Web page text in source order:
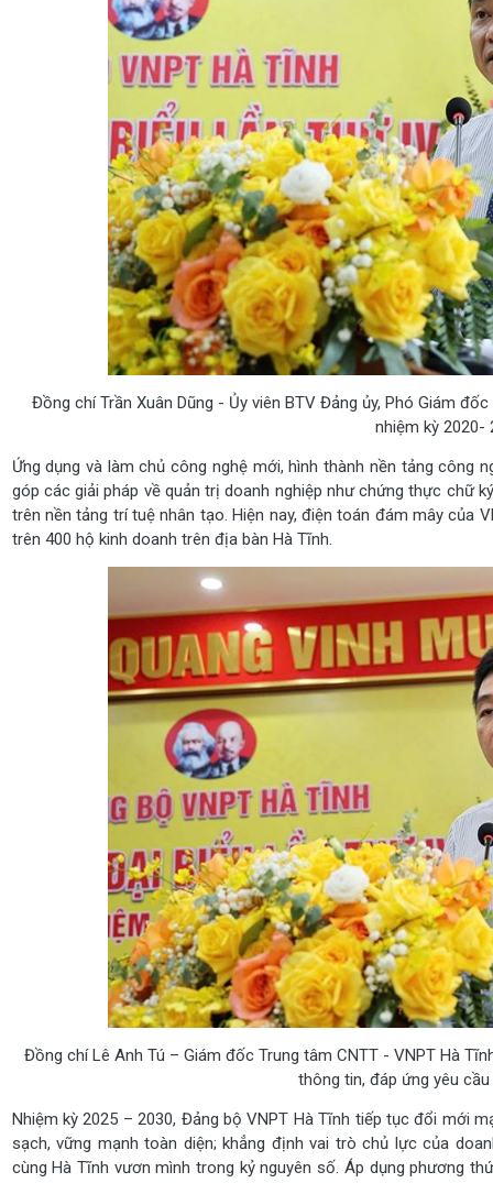
Đồng chí Trần Xuân Dũng - Ủy viên BTV Đảng ủy, Phó Giám
nhiệm kỳ 2020-
Ứng dụng và làm chủ công nghệ mới, hình thành nền tảng công
góp các giải pháp về quản trị doanh nghiệp như chứng thực chữ
trên nền tảng trí tuệ nhân tạo. Hiện nay, điện toán đám mây của
trên 400 hộ kinh doanh trên địa bàn Hà Tĩnh.
Đồng chí Lê Anh Tú – Giám đốc Trung tâm CNTT - VNPT Hà
thông tin, đáp ứng yêu
Nhiệm kỳ 2025 – 2030, Đảng bộ VNPT Hà Tĩnh tiếp tục đổi mới
sạch, vững mạnh toàn diện; khẳng định vai trò chủ lực của
cùng Hà Tĩnh vươn mình trong kỷ nguyên số. Áp dụng phương